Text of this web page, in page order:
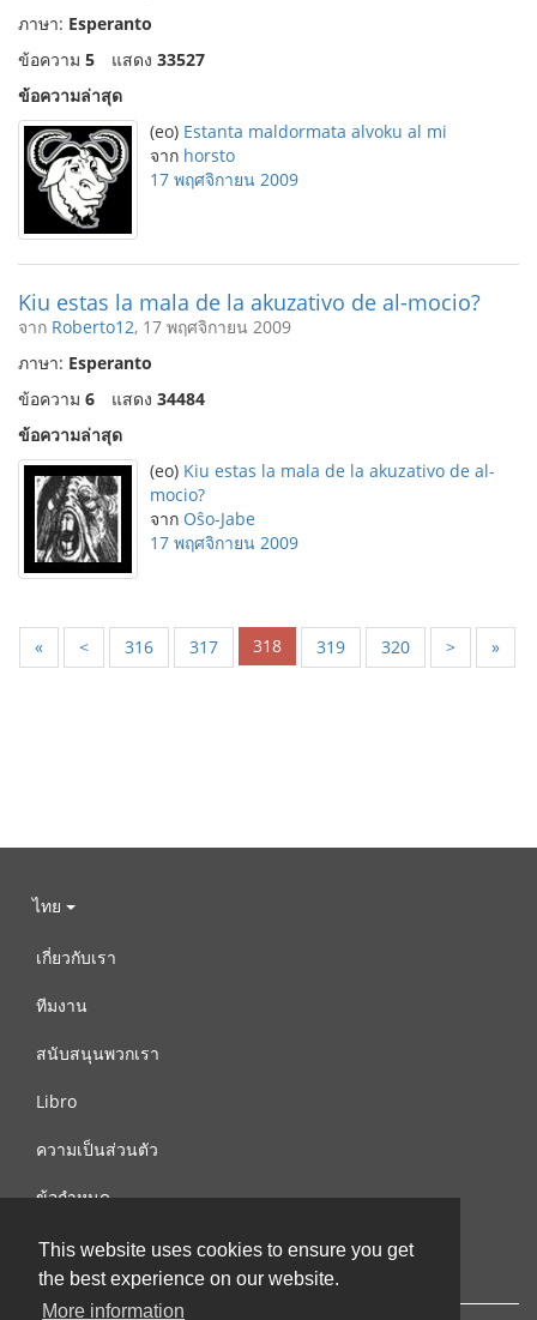
This website uses cookies to ensure you get
the best experience on our website.
More information
ภาษา: Esperanto
ข้อความ 5 แสดง 33527
ข้อความล่าสุด
(eo) Estanta maldormata alvoku al mi
จาก horsto
17 พฤศจิกายน 2009
Kiu estas la mala de la akuzativo de al-mocio?
จาก Roberto12, 17 พฤศจิกายน 2009
ภาษา: Esperanto
ข้อความ 6 แสดง 34484
ข้อความล่าสุด
(eo) Kiu estas la mala de la akuzativo de al-
mocio?
จาก Oŝo-Jabe
17 พฤศจิกายน 2009
« < 316 317 318 319 320 > »
ไทย
เกี่ยวกับเรา
ทีมงาน
สนับสนุนพวกเรา
Libro
ความเป็นส่วนตัว
ข้อกำหนด
ติดต่อเรา